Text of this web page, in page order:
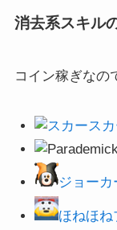
消去系スキル
コイン稼ぎなの
ス
ジョー
ほねほね